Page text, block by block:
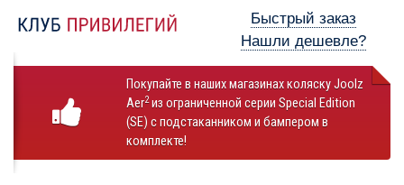
Быстрый заказ
Нашли дешевле?
Покупайте в наших магазинах коляску Joolz
Aer2из ограниченной серии Special Edition
(SE) с подстаканником и бампером в
комплекте!